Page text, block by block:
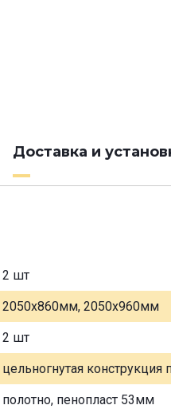
Доставка и
2 шт
2050х860мм, 2050х960мм
2 шт
цельногнутая
полотно, пенопласт 53мм